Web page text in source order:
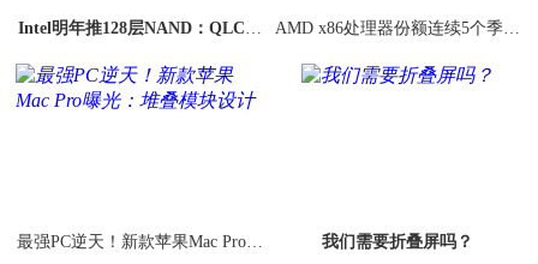
Intel明年推128层NAND：QLC闪
AMD x86处理器份额连续5个季度
最强PC逆天！新款苹果Mac Pro曝
我们需要折叠屏吗？